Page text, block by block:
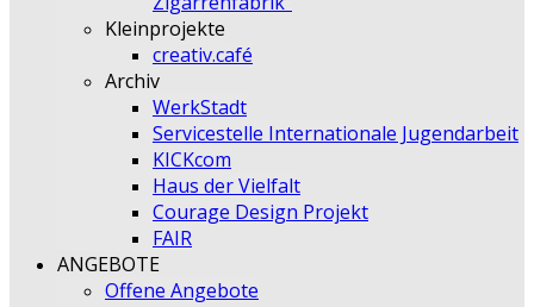
Kleinprojekte
creativ.café
Archiv
WerkStadt
Servicestelle Internationale Jugendarbeit
KICKcom
Haus der Vielfalt
Courage Design Projekt
FAIR
ANGEBOTE
Offene Angebote